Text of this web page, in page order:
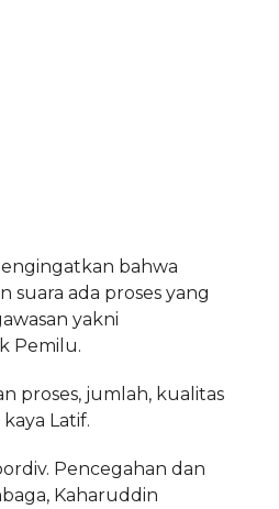
bahwa
ada proses yang
yakni
Pemilu.
proses, jumlah, kualitas
Latif.
Pencegahan dan
Kaharuddin